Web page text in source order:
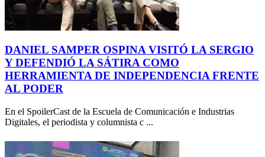
DANIEL SAMPER OSPINA VISITÓ LA SERGIO
Y DEFENDIÓ LA SÁTIRA COMO
HERRAMIENTA DE INDEPENDENCIA FRENTE
AL PODER
En el SpoilerCast de la Escuela de Comunicación e Industrias
Digitales, el periodista y columnista c ...